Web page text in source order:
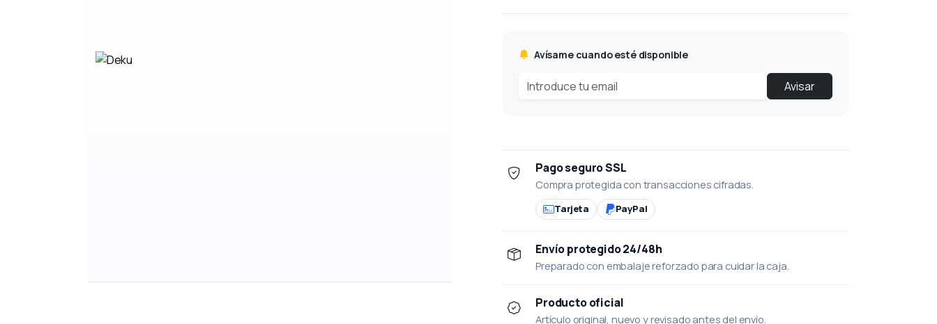
Avísame cuando esté disponible
Avisar
Pago seguro SSL
Compra protegida con transacciones cifradas.
Tarjeta PayPal
Envío protegido 24/48h
Preparado con embalaje reforzado para cuidar la caja.
Producto oficial
Artículo original, nuevo y revisado antes del envío.